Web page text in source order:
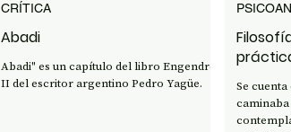
Abadi
Abadi" es un capítulo del libro Engendros
II del escritor argentino Pedro Yagüe.
CRÍTICA
Se cuenta